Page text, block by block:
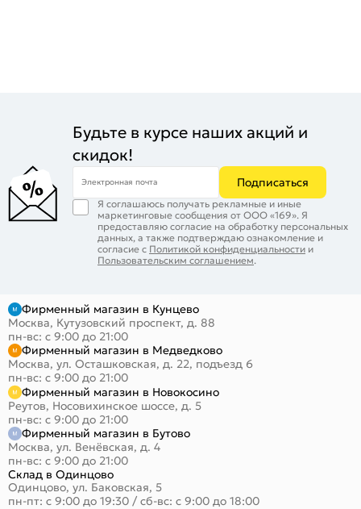
Будьте в курсе наших акций и
скидок!
Электронная почта Подписаться
Я соглашаюсь получать рекламные и иные
маркетинговые сообщения от ООО «169». Я
предоставляю согласие на обработку персональных
данных, а также подтверждаю ознакомление и
согласие с Политикой конфиденциальности и
Пользовательским соглашением.
Фирменный магазин в Кунцево
Москва, Кутузовский проспект, д. 88
пн-вс: с 9:00 до 21:00
Фирменный магазин в Медведково
Москва, ул. Осташковская, д. 22, подъезд 6
пн-вс: с 9:00 до 21:00
Фирменный магазин в Новокосино
Реутов, Носовихинское шоссе, д. 5
пн-вс: с 9:00 до 21:00
Фирменный магазин в Бутово
Москва, ул. Венёвская, д. 4
пн-вс: с 9:00 до 21:00
Склад в Одинцово
Одинцово, ул. Баковская, 5
пн-пт: с 9:00 до 19:30 / сб-вс: с 9:00 до 18:00